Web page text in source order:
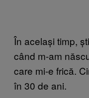
În același timp,
când m-am
care mi-e frică.
în 30 de ani.